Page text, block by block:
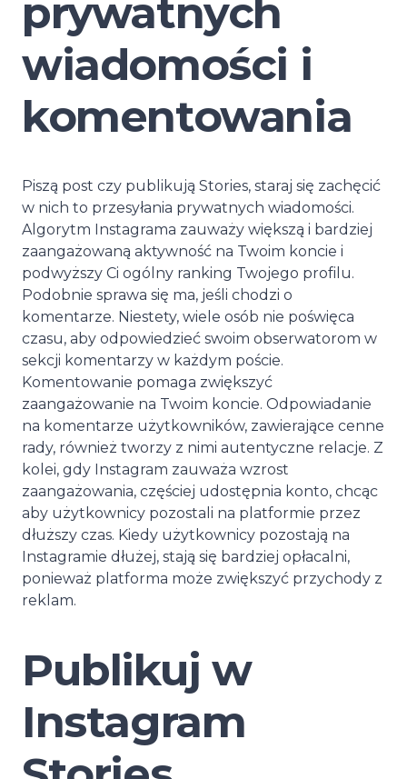
prywatnych
wiadomości i
komentowania
Piszą post czy publikują Stories, staraj się zachęcić
w nich to przesyłania prywatnych wiadomości.
Algorytm Instagrama zauważy większą i bardziej
zaangażowaną aktywność na Twoim koncie i
podwyższy Ci ogólny ranking Twojego profilu.
Podobnie sprawa się ma, jeśli chodzi o
komentarze. Niestety, wiele osób nie poświęca
czasu, aby odpowiedzieć swoim obserwatorom w
sekcji komentarzy w każdym poście.
Komentowanie pomaga zwiększyć
zaangażowanie na Twoim koncie. Odpowiadanie
na komentarze użytkowników, zawierające cenne
rady, również tworzy z nimi autentyczne relacje. Z
kolei, gdy Instagram zauważa wzrost
zaangażowania, częściej udostępnia konto, chcąc
aby użytkownicy pozostali na platformie przez
dłuższy czas. Kiedy użytkownicy pozostają na
Instagramie dłużej, stają się bardziej opłacalni,
ponieważ platforma może zwiększyć przychody z
reklam.
Publikuj w
Instagram